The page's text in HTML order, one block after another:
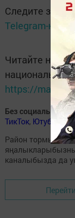
Следите за
Telegram-канале
Читайте
https://max.ru/
Без социаль
ТикТок, Ютуб
Район
каналыбызда да